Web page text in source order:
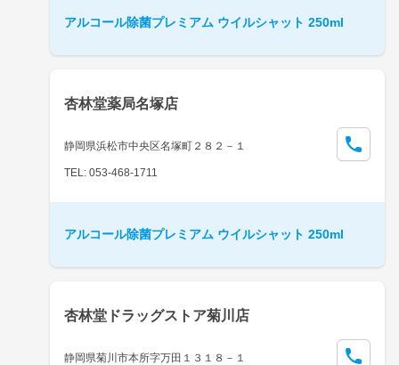
アルコール除菌プレミアム ウイルシャット 250ml
杏林堂薬局名塚店
静岡県浜松市中央区名塚町２８２－１
TEL: 053-468-1711
アルコール除菌プレミアム ウイルシャット 250ml
杏林堂ドラッグストア菊川店
静岡県菊川市本所字万田１３１８－１